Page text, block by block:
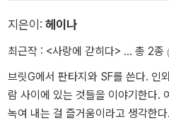
봄꽃 고개 들거든 / 유권조
백인대장은 쉰 명도 채 남지 않은 군
을 지키고 있었다. 한파와 군물 부족
복되던 어느 날, 백인대장은 스스로
했고, 2023 SF스토리 공모전에서
지은이: 헤이나
최근작 : <사랑에 갇히다> … 총 2종
브릿G에서 판타지와 SF를 쓴다.
람 사이에 있는 것들을 이야기한다.
녹여 내는 걸 즐거움이라고 생각한다.